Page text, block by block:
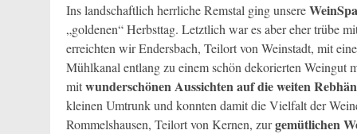
Ins landschaftlich herrliche Remstal ging unsere
„goldenen“ Herbsttag. Letztlich war es aber eher trübe
erreichten wir Endersbach, Teilort von Weinstadt, mit
Mühlkanal entlang zu einem schön dekorierten Weingut
mitwunderschönen Aussichten auf die weiten
kleinen Umtrunk und konnten damit die Vielfalt der
Rommelshausen, Teilort von Kernen, zurgemütlichen